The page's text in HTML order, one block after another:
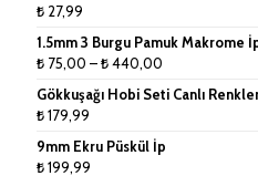
Tığlar ve Şişler
₺ 27,99
1.5mm 3 Burgu Pamuk Makrome
₺ 75,00 –₺440,00
₺ 75,00
₺ 440,00
Gökkuşağı Hobi Seti Canlı
₺179,99
9mm Ekru Püskül İp
₺199,99